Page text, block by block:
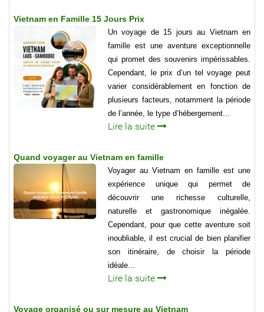
Vietnam en Famille 15 Jours Prix
Un voyage de 15 jours au Vietnam en
famille est une aventure exceptionnelle
qui promet des souvenirs impérissables.
Cependant, le prix d’un tel voyage peut
varier considérablement en fonction de
plusieurs facteurs, notamment la période
de l’année, le type d’hébergement...
Lire la suite
Quand voyager au Vietnam en famille
Voyager au Vietnam en famille est une
expérience unique qui permet de
découvrir une richesse culturelle,
naturelle et gastronomique inégalée.
Cependant, pour que cette aventure soit
inoubliable, il est crucial de bien planifier
son itinéraire, de choisir la période
idéale...
Lire la suite
Voyage organisé ou sur mesure au Vietnam